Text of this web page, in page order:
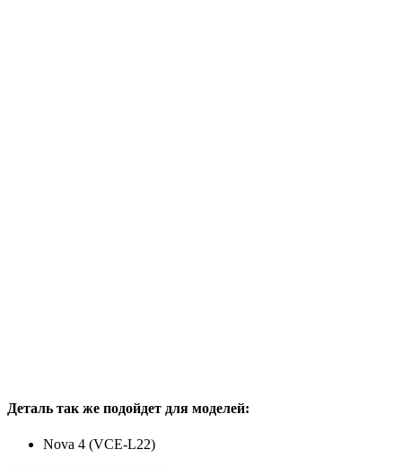
Деталь так же подойдет для моделей:
Nova 4 (VCE-L22)